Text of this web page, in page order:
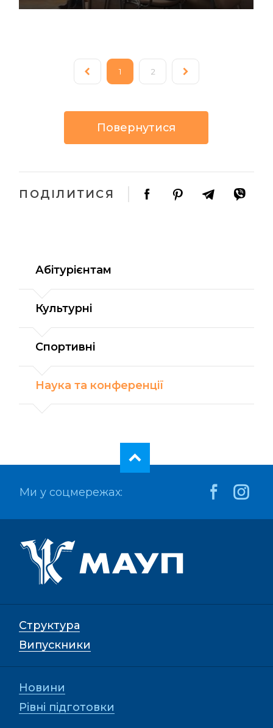
ПЕРЕЙТИ В РОЗДІЛ
1 2
Повернутися
ПОДІЛИТИСЯ
Абітурієнтам
Культурні
Спортивні
Наука та конференції
Ми у соцмережах:
Структура
Випускники
Новини
Рівні підготовки